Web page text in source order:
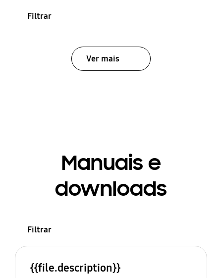
Filtrar
Ver mais
Manuais e
downloads
Filtrar
{{file.description}}